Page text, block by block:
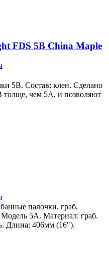
FDS 5B China Maple
5B. Состав: клен. Сделано
толще, чем 5A, и позволяют
палочки, граб,
5А. Материал: граб.
Длина: 406мм (16″).